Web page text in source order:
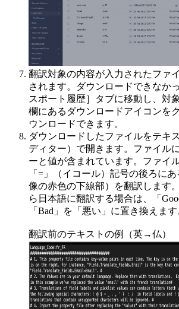
翻訳対象の内容が入力されたファ
されます。ダウンロードできなか
スポート履歴］タブに移動し、対
欄にあるダウンロードアイコンを
ウンロードできます。
ダウンロードしたファイルをテキ
ディター）で開きます。ファイル
ーと値が含まれています。ファイ
「=」（イコール）記号の後ろに
像の赤色の下線部）を翻訳します
ら日本語に翻訳する場合は、「
「Bad」を「悪い」に置き換えます
翻訳前のテキストの例（英→仏）